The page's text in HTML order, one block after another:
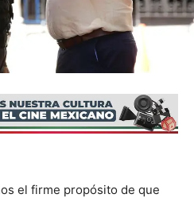
el firme propósito de que